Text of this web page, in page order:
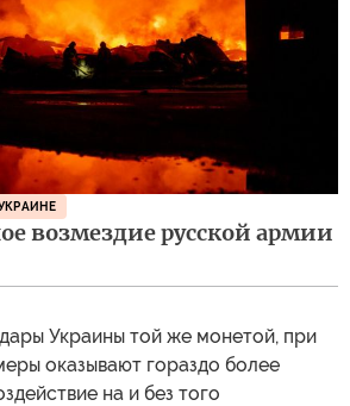
возмездие русской армии
Украины той же монетой, при
оказывают гораздо более
на и без того